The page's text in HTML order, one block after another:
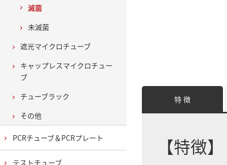
特 徴
【特徴】
滅菌
未滅菌
遮光マイクロチューブ
キャップレスマイクロチュー
ブ
チューブラック
その他
PCRチューブ＆PCRプレート
テストチューブ